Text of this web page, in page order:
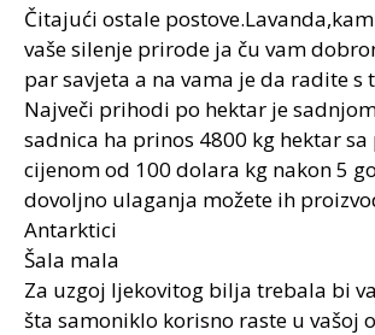
r
e
u
o
v
o
p
o
s
t
a
Čitajući ostale
vaše silenje prirode ja ču vam
par savjeta a na vama je da radite s
Največi prihodi po hektar je
sadnica ha prinos 4800 kg hektar
cijenom od 100 dolara kg nakon 5
dovoljno ulaganja možete ih
Antarktici
Šala mala
Za uzgoj ljekovitog bilja trebala bi
šta samoniklo korisno raste u vašoj